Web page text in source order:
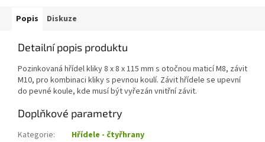
Popis Diskuze
Detailní popis produktu
Pozinkovaná hřídel kliky 8 x 8 x 115 mm s otočnou maticí M8, závit
M10, pro kombinaci kliky s pevnou koulí. Závit hřídele se upevní
do pevné koule, kde musí být vyřezán vnitřní závit.
Doplňkové parametry
Kategorie:
Hřídele - čtyřhrany